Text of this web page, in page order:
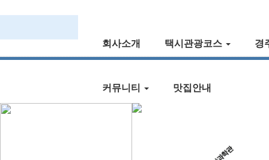
회사소개 택시관광코스 경
커뮤니티 맛집안내